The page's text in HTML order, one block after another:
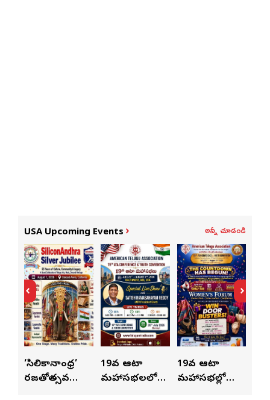
USA Upcoming Events అన్నీ చూడండి
‘సిలికానాంధ్ర’
రజతోత్సవ
19వ ఆటా
మహాసభలలో
19వ ఆటా
మహాసభల్లో